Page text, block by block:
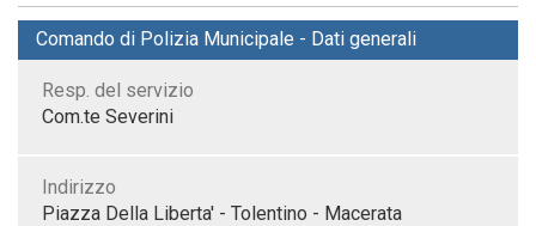
Comando di Polizia Municipale - Dati generali
Resp. del servizio
Com.te Severini
Indirizzo
Piazza Della Liberta' - Tolentino - Macerata